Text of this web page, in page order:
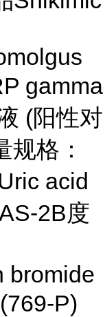
gamma
(阳性对
格：
acid
2B度
bromide
P)